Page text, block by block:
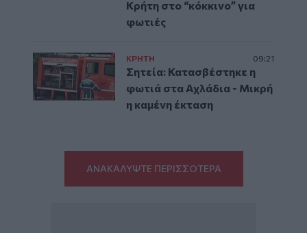
Κρήτη στο “κόκκινο” για
φωτιές
ΚΡΗΤΗ 09:21
Σητεία: Κατασβέστηκε η
φωτιά στα Αχλάδια - Μικρή
η καμένη έκταση
ΑΝΑΚΑΛΥΨΤΕ ΠΕΡΙΣΣΟΤΕΡΑ